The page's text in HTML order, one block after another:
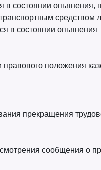
в состоянии опьянения,
средством
в состоянии опьянения
правового положения
прекращения
сообщения о